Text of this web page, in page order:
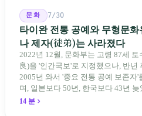
문화 7/30
타이완 전통 공예와 무형문
나 제자(徒弟)는 사라졌다
2022년 12월, 문화부는 고령 87세
良)을 '인간국보'로 지정했으나, 반년
2005년 와서 '중요 전통 공예 보존자
며, 일본보다 50년, 한국보다 43년
자 제도는 이미 1970-80년대 산업화
14 분